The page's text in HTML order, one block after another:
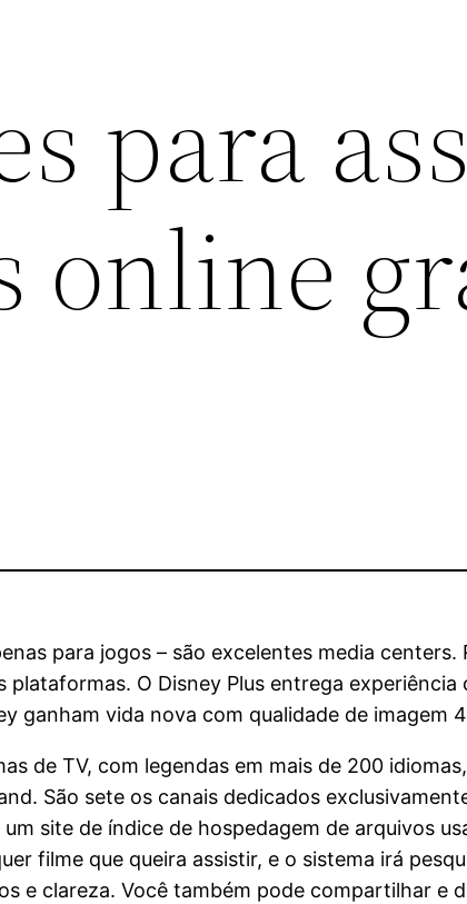
para
online
para jogos – são excelentes media
plataformas. O Disney Plus entrega
ganham vida nova com qualidade de imagem
de TV, com legendas em mais de 200
São sete os canais dedicados
site de índice de hospedagem de arquivos
filme que queira assistir, e o sistema irá
e clareza. Você também pode compartilhar e